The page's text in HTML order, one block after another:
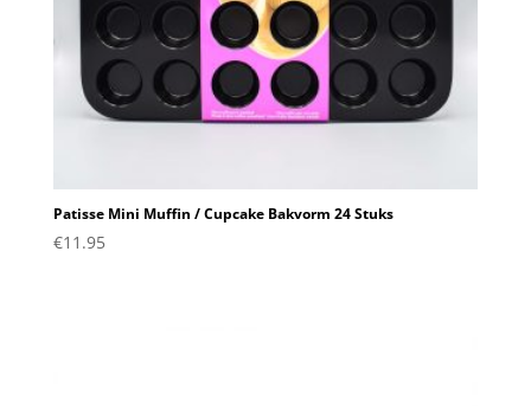
Patisse Mini Muffin / Cupcake Bakvorm 24 Stuks
€11.95